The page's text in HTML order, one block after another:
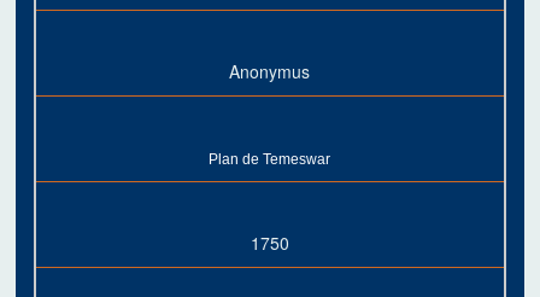
Anonymus
Plan de Temeswar
1750